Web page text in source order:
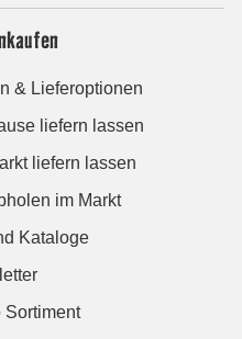
& Lieferoptionen
liefern lassen
liefern lassen
im Markt
Kataloge
Sortiment